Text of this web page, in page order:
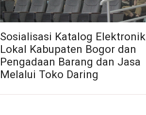
Sosialisasi Katalog Elektronik
Lokal Kabupaten Bogor dan
Pengadaan Barang dan Jasa
Melalui Toko Daring